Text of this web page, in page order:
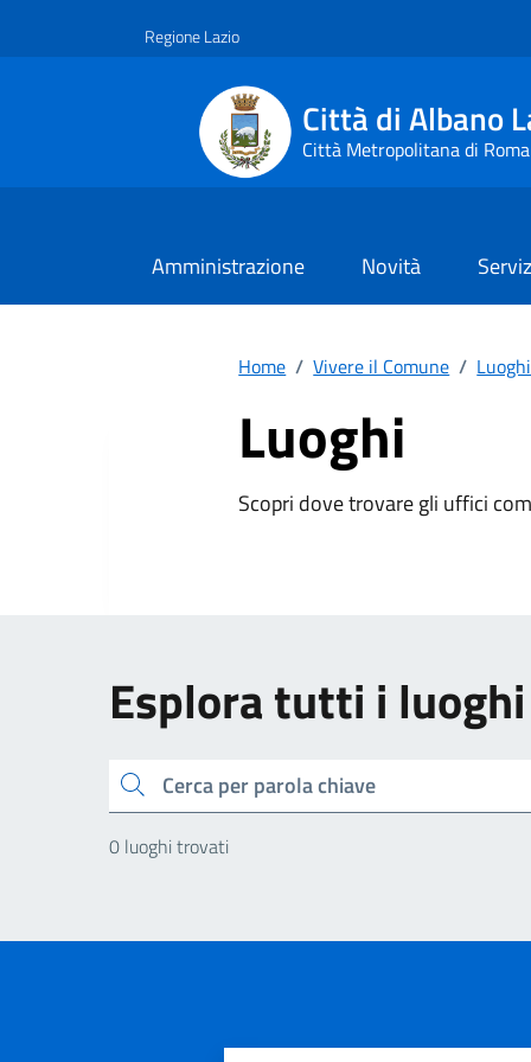
Regione Lazio
Città di Albano
Città Metropolitana di
Amministrazione Novità
Home / Vivere il Comune / Luoghi
Luoghi
Scopri dove trovare gli uffici
Esplora tutti i luoghi
Cerca
0 luoghi trovati